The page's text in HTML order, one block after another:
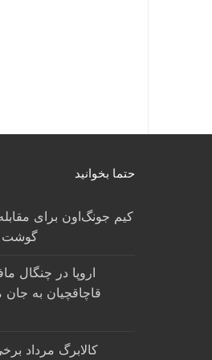
حتما بخوانید
کیم جونگ‌اون برای
گوشت
اروپا در چنگال
قاچاقچیان به
کالابرگ مرداد